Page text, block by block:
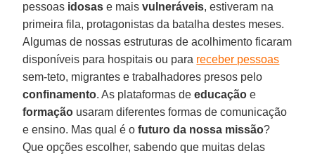
pessoas idosas e maisvulneráveis, estiveram na
primeira fila, protagonistas da batalha destes meses.
Algumas de nossas estruturas de acolhimento ficaram
disponíveis para hospitais ou para receber pessoas
sem-teto, migrantes e trabalhadores presos pelo
confinamento. As plataformas deeducação e
formação usaram diferentes formas de comunicação
e ensino. Mas qual é ofuturo da nossa missão?
Que opções escolher, sabendo que muitas delas